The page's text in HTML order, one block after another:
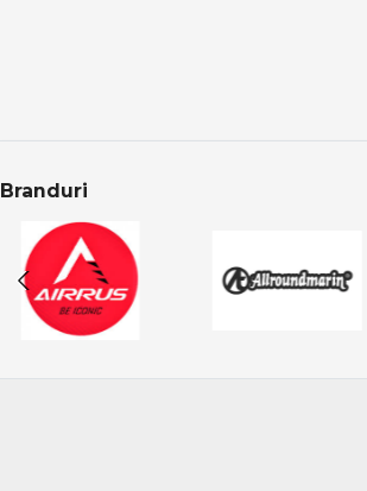
Branduri